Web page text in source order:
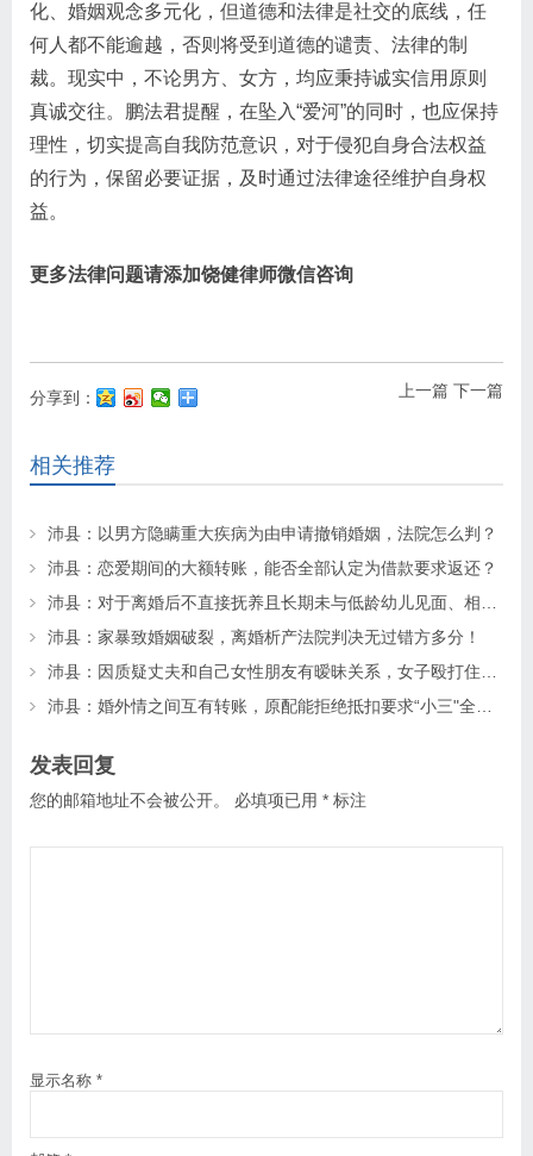
化、婚姻观念多元化，但道德和法律是社交的底线，任
何人都不能逾越，否则将受到道德的谴责、法律的制
裁。现实中，不论男方、女方，均应秉持诚实信用原则
真诚交往。鹏法君提醒，在坠入“爱河”的同时，也应保持
理性，切实提高自我防范意识，对于侵犯自身合法权益
的行为，保留必要证据，及时通过法律途径维护自身权
益。
更多法律问题请添加饶健律师微信咨询
上一篇 下一篇
分享到：
相关推荐
沛县：以男方隐瞒重大疾病为由申请撤销婚姻，法院怎么判？
沛县：恋爱期间的大额转账，能否全部认定为借款要求返还？
沛县：家暴致婚姻破裂，离婚析产法院判决无过错方多分！
发表回复
您的邮箱地址不会被公开。 必填项已用 * 标注
显示名称 *